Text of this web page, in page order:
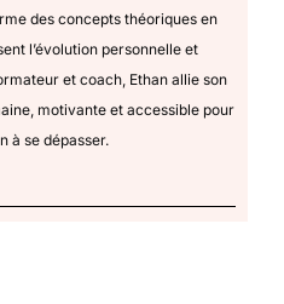
des concepts théoriques en
l’évolution personnelle et
et coach, Ethan allie son
motivante et accessible pour
à se dépasser.